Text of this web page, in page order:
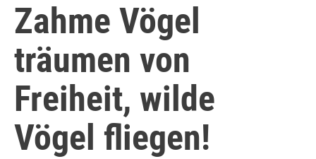
Zahme Vögel
träumen von
Freiheit, wilde
Vögel fliegen!